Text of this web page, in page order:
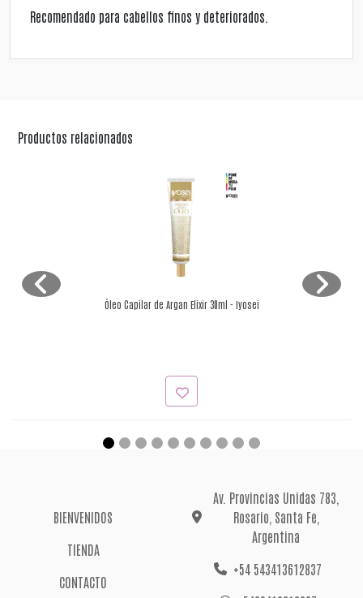
Recomendado para cabellos finos y deteriorados.
Productos relacionados
Óleo Capilar de Argan Elixir 30ml - Iyosei
BIENVENIDOS
TIENDA
CONTACTO
Av. Provincias Unidas 783,
Rosario, Santa Fe,
Argentina
+54 543413612837